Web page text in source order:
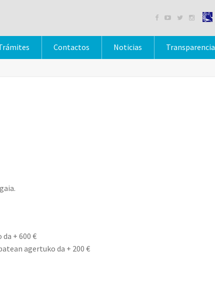
   
Contactos Noticias Transparencia
+ 600 €
agertuko da + 200 €